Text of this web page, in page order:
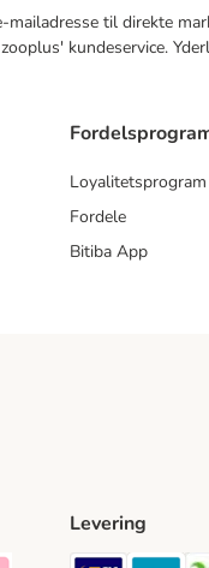
til direkte
kundeservice.
Loyalitetsprogram
Fordele
Bitiba App
Levering